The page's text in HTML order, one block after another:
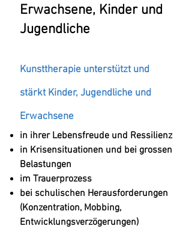
Erwachsene, Kinder und
Jugendliche
Kunsttherapie unterstützt und
stärkt Kinder, Jugendliche und
Erwachsene
in ihrer Lebensfreude und Ressilienz
in Krisensituationen und bei grossen
Belastungen
im Trauerprozess
bei schulischen Herausforderungen
(Konzentration, Mobbing,
Entwicklungsverzögerungen)